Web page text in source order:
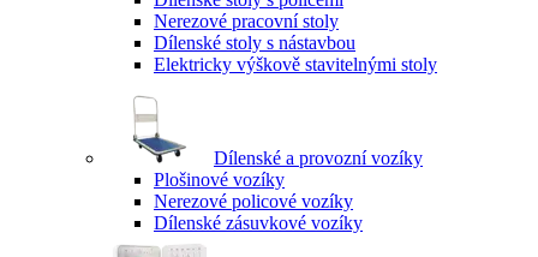
Nerezové pracovní stoly
Dílenské stoly s nástavbou
Elektricky výškově stavitelnými stoly
Dílenské a provozní vozíky
Plošinové vozíky
Nerezové policové vozíky
Dílenské zásuvkové vozíky